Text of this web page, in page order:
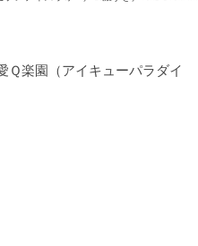
Ｑ楽園（アイキューパラダイ